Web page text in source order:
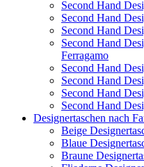
Second Hand
Second Hand
Second Hand
Second Hand
Ferragamo
Second Hand
Second Hand
Second Hand
Second Hand
Designertaschen nach
Beige
Blaue
Braune